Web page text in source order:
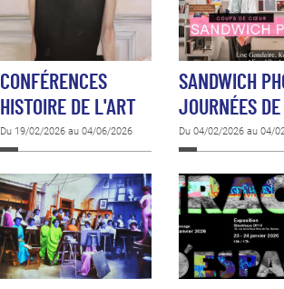
CONFÉRENCES
HISTOIRE DE L'ART
Du 19/02/2026 au 04/06/2026
SANDWICH
JOURNÉES
Du 04/02/2026 au 04/